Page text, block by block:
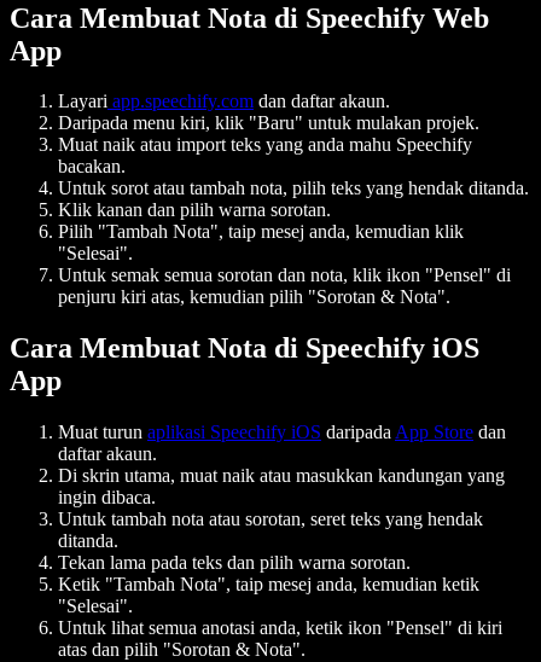
Cara Membuat Nota di Speechify Web
App
Layari app.speechify.com dan daftar akaun.
Daripada menu kiri, klik "Baru" untuk mulakan projek.
Muat naik atau import teks yang anda mahu Speechify
bacakan.
Untuk sorot atau tambah nota, pilih teks yang hendak ditanda.
Klik kanan dan pilih warna sorotan.
Pilih "Tambah Nota", taip mesej anda, kemudian klik
"Selesai".
Untuk semak semua sorotan dan nota, klik ikon "Pensel" di
penjuru kiri atas, kemudian pilih "Sorotan & Nota".
Cara Membuat Nota di Speechify iOS
App
Muat turun aplikasi Speechify iOS daripada App Store dan
daftar akaun.
Di skrin utama, muat naik atau masukkan kandungan yang
ingin dibaca.
Untuk tambah nota atau sorotan, seret teks yang hendak
ditanda.
Tekan lama pada teks dan pilih warna sorotan.
Ketik "Tambah Nota", taip mesej anda, kemudian ketik
"Selesai".
Untuk lihat semua anotasi anda, ketik ikon "Pensel" di kiri
atas dan pilih "Sorotan & Nota".